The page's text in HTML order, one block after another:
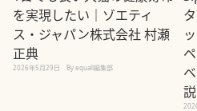
を実現したい｜ゾエティ
ス・ジャパン株式会社 村瀬
正典
2026年5月29日 By equall編集部
説